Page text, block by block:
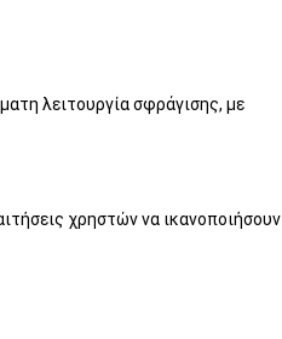
λειτουργία σφράγισης, με
χρηστών να ικανοποιήσουν